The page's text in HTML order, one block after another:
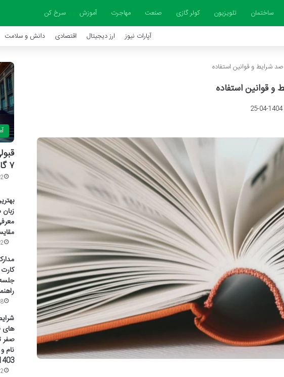
ساختمان تلویزیون کولر گازی صنعت مهاجرت آموزش سرخ کن
آپارات نیوز ارز دیجیتال اقتصادی دانش و سلامت
شرایط و قوانین استفاده
قوانین استفاده
۷ گام طلایی | راهنمای کامل
های
صفر
نام